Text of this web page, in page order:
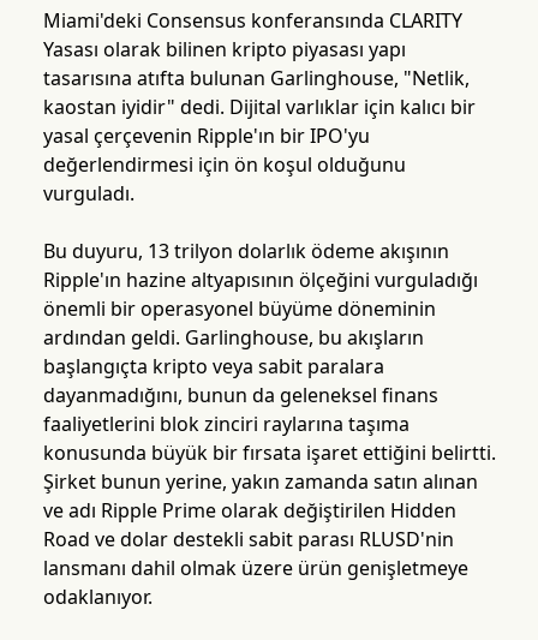
Miami'deki Consensus konferansında CLARITY
Yasası olarak bilinen kripto piyasası yapı
tasarısına atıfta bulunan Garlinghouse, "Netlik,
kaostan iyidir" dedi. Dijital varlıklar için kalıcı bir
yasal çerçevenin Ripple'ın bir IPO'yu
değerlendirmesi için ön koşul olduğunu
vurguladı.
Bu duyuru, 13 trilyon dolarlık ödeme akışının
Ripple'ın hazine altyapısının ölçeğini vurguladığı
önemli bir operasyonel büyüme döneminin
ardından geldi. Garlinghouse, bu akışların
başlangıçta kripto veya sabit paralara
dayanmadığını, bunun da geleneksel finans
faaliyetlerini blok zinciri raylarına taşıma
konusunda büyük bir fırsata işaret ettiğini belirtti.
Şirket bunun yerine, yakın zamanda satın alınan
ve adı Ripple Prime olarak değiştirilen Hidden
Road ve dolar destekli sabit parası RLUSD'nin
lansmanı dahil olmak üzere ürün genişletmeye
odaklanıyor.